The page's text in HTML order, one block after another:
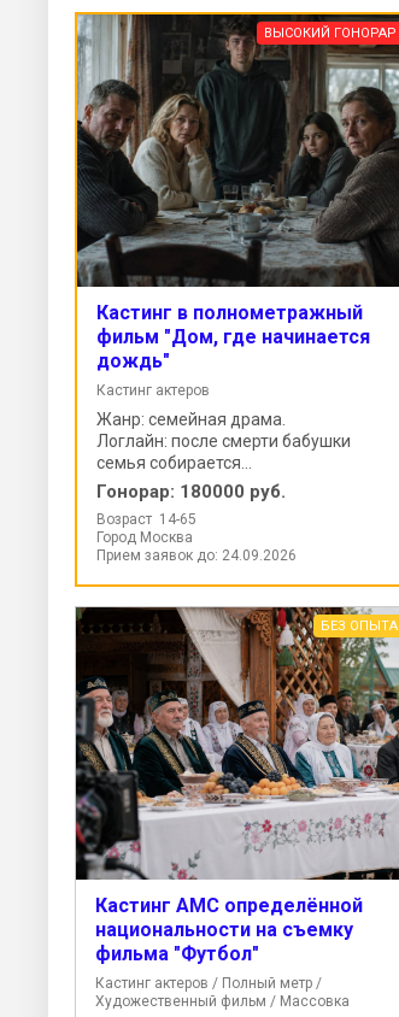
ВЫСОКИЙ ГОНОРАР
Кастинг в полнометражный
фильм "Дом, где начинается
дождь"
Кастинг актеров
Жанр: семейная драма.
Логлайн: после смерти бабушки
семья собирается...
Гонорар: 180000 руб.
Возраст 14-65
Город Москва
Прием заявок до: 24.09.2026
БЕЗ ОПЫТА
Кастинг АМС определённой
национальности на съемку
фильма "Футбол"
Кастинг актеров / Полный метр /
Художественный фильм / Массовка